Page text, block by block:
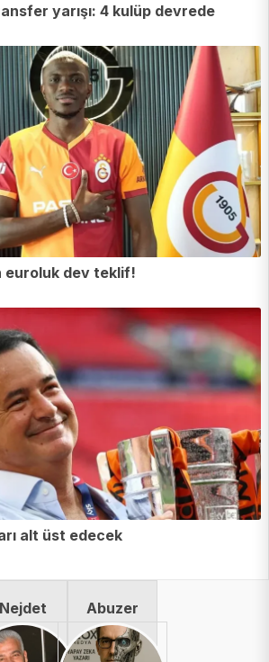
yarışı: 4 kulüp devrede
euroluk dev teklif!
alt üst edecek
Nejdet
Abuzer
Yapayoğlu